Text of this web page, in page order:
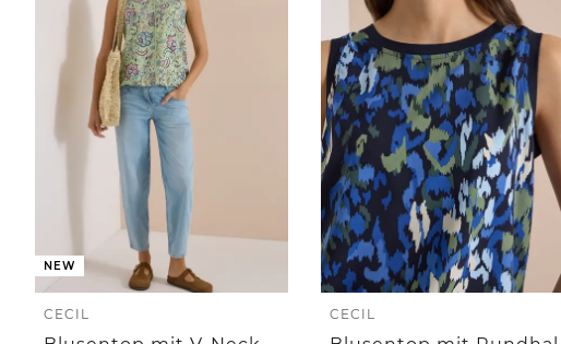
NEW
CECIL CECIL